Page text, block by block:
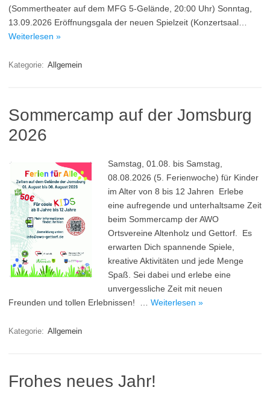
(Sommertheater auf dem MFG 5-Gelände, 20:00 Uhr) Sonntag,
13.09.2026 Eröffnungsgala der neuen Spielzeit (Konzertsaal…
Weiterlesen »
Kategorie: Allgemein
Sommercamp auf der Jomsburg
2026
Samstag, 01.08. bis Samstag,
08.08.2026 (5. Ferienwoche) für Kinder
im Alter von 8 bis 12 Jahren Erlebe
eine aufregende und unterhaltsame Zeit
beim Sommercamp der AWO
Ortsvereine Altenholz und Gettorf. Es
erwarten Dich spannende Spiele,
kreative Aktivitäten und jede Menge
Spaß. Sei dabei und erlebe eine
unvergessliche Zeit mit neuen
Freunden und tollen Erlebnissen! … Weiterlesen »
Kategorie: Allgemein
Frohes neues Jahr!